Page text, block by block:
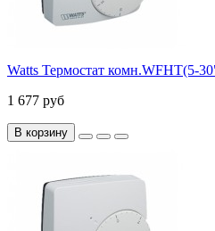
Watts Термостат комн.WFHT(5-
1 677 руб
В корзину